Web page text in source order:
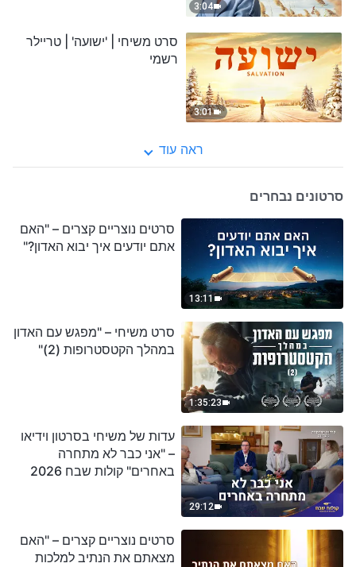
3:04
3:01
סרט משיחי | 'ישועה' | טריילר
רשמי
ראה עוד
סרטונים נבחרים
13:11
סרטים נוצריים קצרים – "האם
אתם יודעים איך יבוא האדון?"
1:35:23
סרט משיחי – "מפגש עם האדון
במהלך הקטסטרופות (2)"
29:12
עדות של משיחי בסרטון וידיאו
– "אני כבר לא מתחרה
באחרים" קולות שבח 2026
סרטים נוצריים קצרים – "האם
מצאתם את הנתיב למלכות